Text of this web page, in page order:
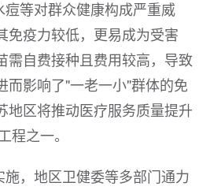
等对群众健康构成严重威
免疫力较低，更易成为受害
需自费接种且费用较高，导致
而影响了"一老一小"群体的免
地区将推动医疗服务质量提升
程之一。
，地区卫健委等多部门通力